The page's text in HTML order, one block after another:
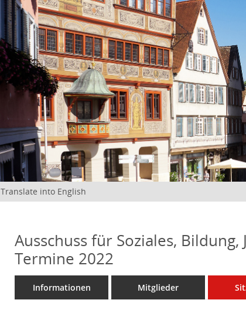
Translate into English
Ausschuss für Soziales,
Termine 2022
Informationen Mitglieder